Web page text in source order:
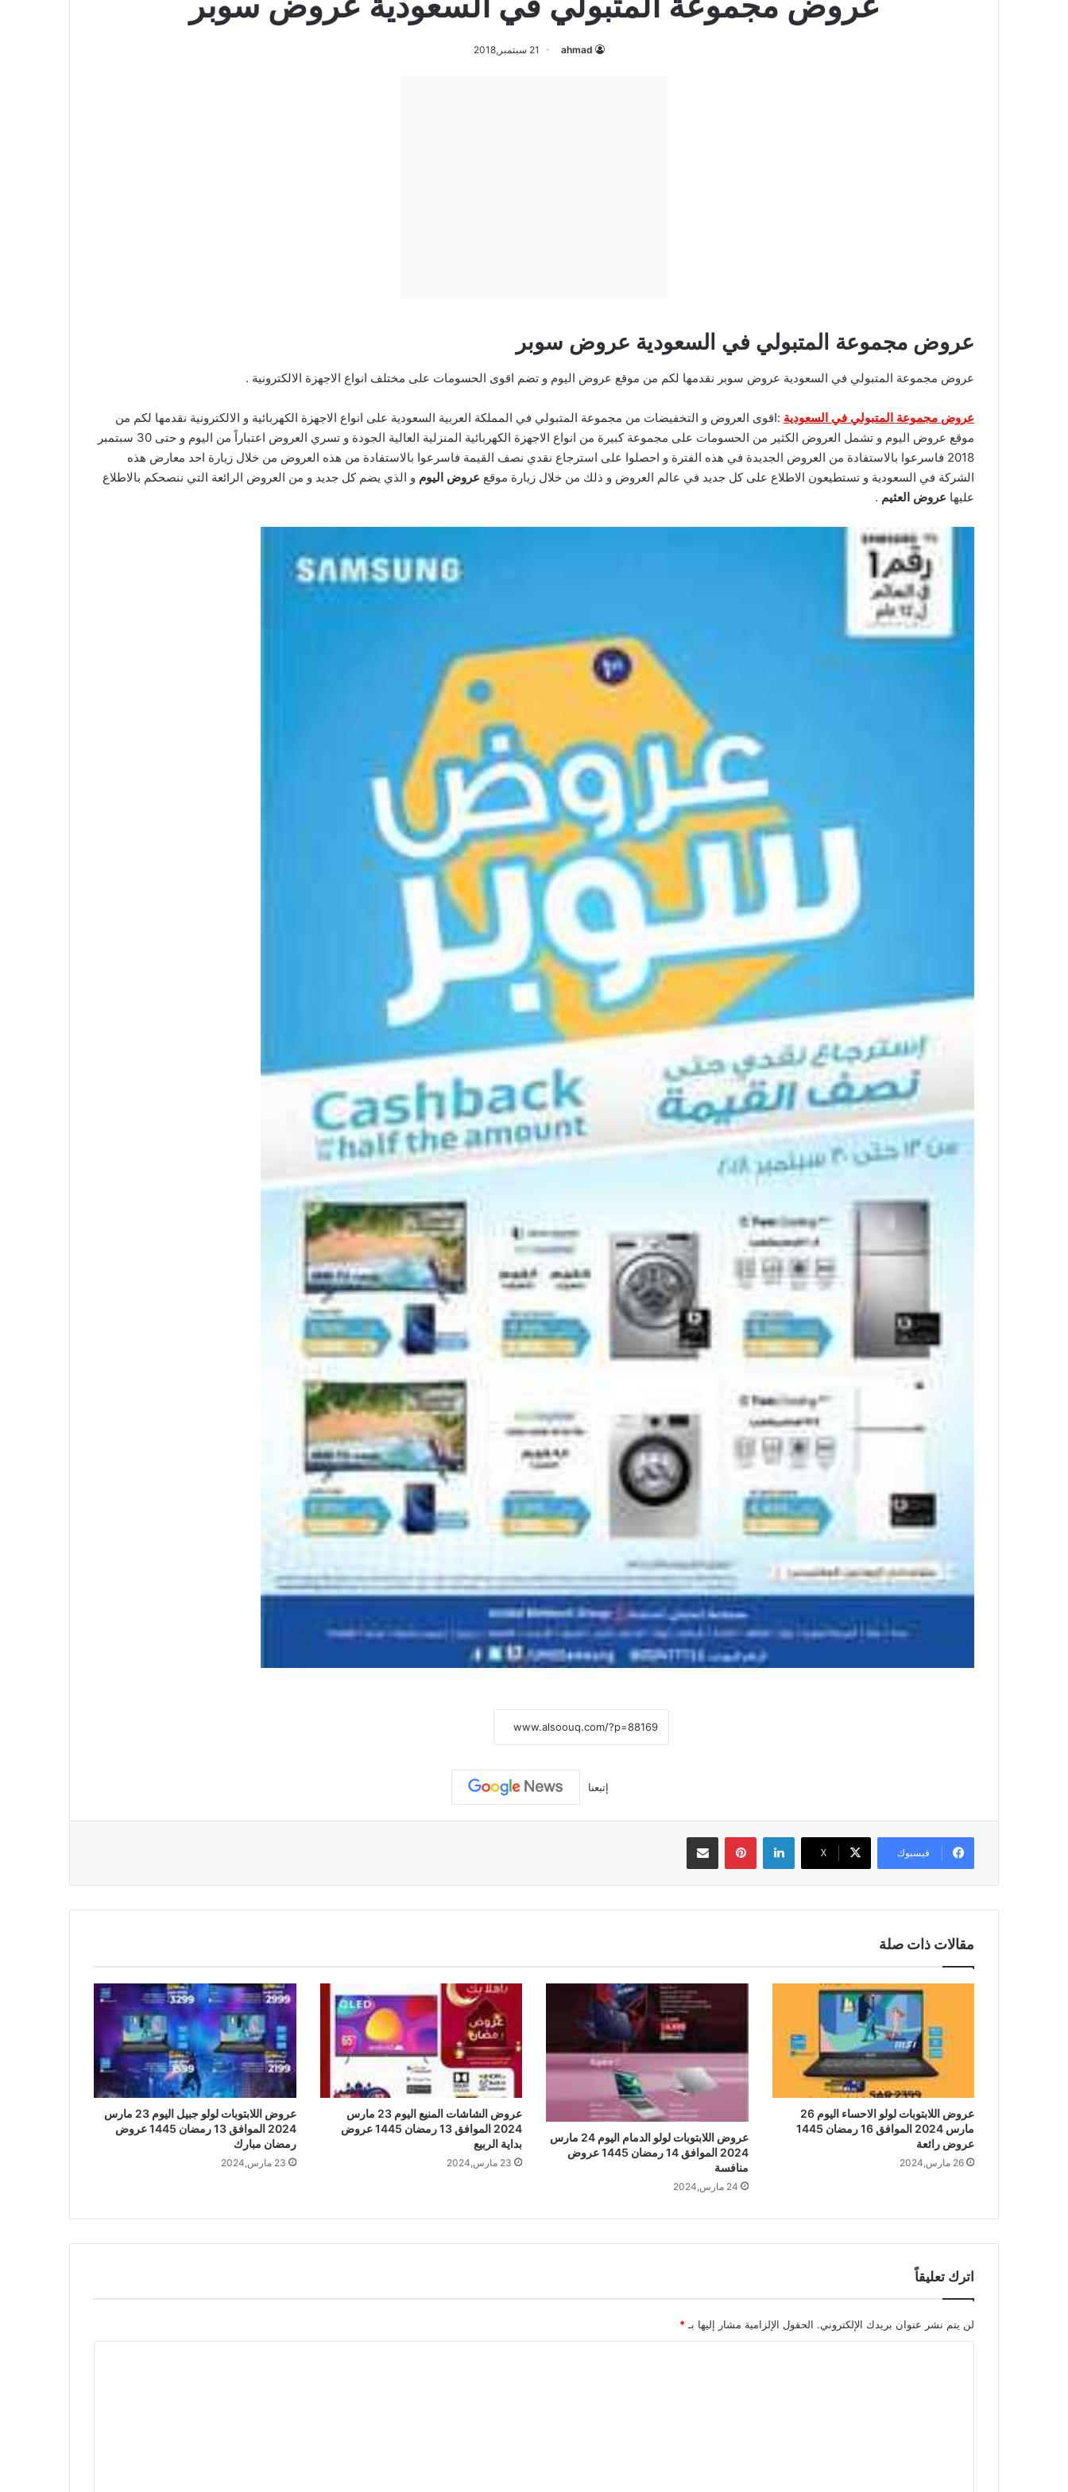
ahmad 21 سبتمبر,2018
عروض مجموعة المتبولي في السعودية عروض سوبر
عروض مجموعة المتبولي في السعودية عروض سوبر نقدمها لكم من موقع عروض اليوم و تضم اقوى الحسومات على مختلف انواع الاجهزة الالكترونية .
عروض مجموعة المتبولي في السعودية :اقوى العروض و التخفيضات من مجموعة المتبولي في المملكة العربية السعودية على انواع الاجهزة الكهربائية و الالكترونية نقدمها لكم من
موقع عروض اليوم و تشمل العروض الكثير من الحسومات على مجموعة كبيرة من انواع الاجهزة الكهربائية المنزلية العالية الجودة و تسري العروض اعتباراً من اليوم و حتى 30 سبتمبر
2018 فاسرعوا بالاستفادة من العروض الجديدة في هذه الفترة و احصلوا على استرجاع نقدي نصف القيمة فاسرعوا بالاستفادة من هذه العروض من خلال زيارة احد معارض هذه
الشركة في السعودية و تستطيعون الاطلاع على كل جديد في عالم العروض و ذلك من خلال زيارة موقع عروض اليوم و الذي يضم كل جديد و من العروض الرائعة التي ننصحكم بالاطلاع
عليها عروض العثيم .
إتبعنا
فيسبوك ‫X
لينكدإن بينتيريستمشاركة عبر البريد
مقالات ذات صلة
عروض اللابتوبات لولو الاحساء اليوم 26
مارس 2024 الموافق 16 رمضان 1445
عروض رائعة
26 مارس,2024
عروض اللابتوبات لولو الدمام اليوم 24 مارس
2024 الموافق 14 رمضان 1445 عروض
منافسة
24 مارس,2024
عروض الشاشات المنيع اليوم 23 مارس
2024 الموافق 13 رمضان 1445 عروض
بداية الربيع
23 مارس,2024
عروض اللابتوبات لولو جبيل اليوم 23 مارس
2024 الموافق 13 رمضان 1445 عروض
رمضان مبارك
23 مارس,2024
اترك تعليقاً
لن يتم نشر عنوان بريدك الإلكتروني. الحقول الإلزامية مشار إليها بـ*